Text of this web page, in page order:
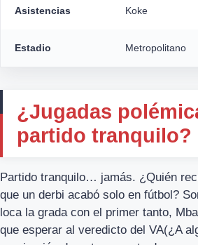
Asistencias Koke
Estadio Metropolitano
¿Jugadas
partido tranquilo?
Partido tranquilo… jamás. ¿Quién
que un derbi acabó solo en fútbol?
loca la grada con el primer tanto,
que esperar al veredicto del VA(¿A